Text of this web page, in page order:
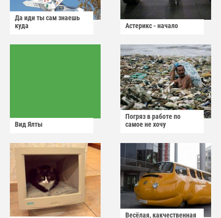
Да иди ты сам знаешь
куда
Астерикс - начало
Вид Ялты
Погряз в работе по
самое не хочу
Весёлая, какчественная